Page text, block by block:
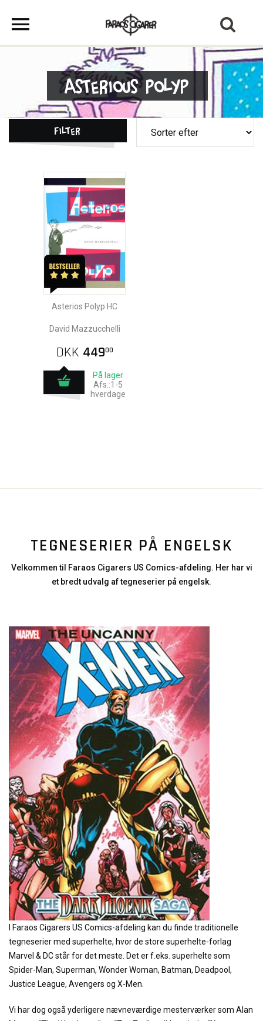
Asterious Polyp
Filter
Asterios Polyp HC
David Mazzucchelli
DKK 44900
På lager
Afs.:1-5
hverdage
TEGNESERIER PÅ ENGELSK
Velkommen til Faraos Cigarers US Comics-afdeling. Her har vi
et bredt udvalg af tegneserier på engelsk.
I Faraos Cigarers US Comics-afdeling kan du finde traditionelle
tegneserier med superhelte, hvor de store superhelte-forlag
Marvel & DC står for det meste. Det er f.eks. superhelte som
Spider-Man, Superman, Wonder Woman, Batman, Deadpool,
Justice League, Avengers og X-Men.
Vi har dog også yderligere nævneværdige mesterværker som Alan